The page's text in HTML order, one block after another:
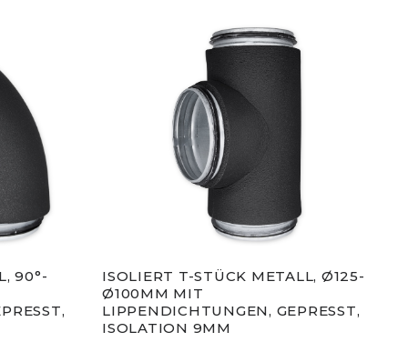
90°-
ISOLIERT T-STÜCK METALL, Ø125-
Ø100MM MIT
LIPPENDICHTUNGEN, GEPRESST,
ISOLATION 9MM